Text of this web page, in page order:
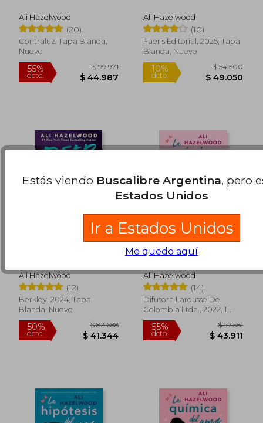
50%
dcto. $ 50.449
50%
dcto.
Ali Hazelwood
(20)
Contraluz, Tapa Blanda,
Nuevo
Ali Hazelwood
(10)
Faeris Editorial, 2025, Tapa
Blanda, Nuevo
Ali Hazelwood
(12)
Berkley, 2024, Tapa
Blanda, Nuevo
La Química del Amor
Ali Hazelwood
(14)
Difusora Larousse De
Colombia Ltda., 2022, 1
Edición, Tapa Blanda,
Nuevo
Estás viendo Buscalibre Argentina, pero
Estados Unidos
Ir a Estados Unidos
Me quedo aquí